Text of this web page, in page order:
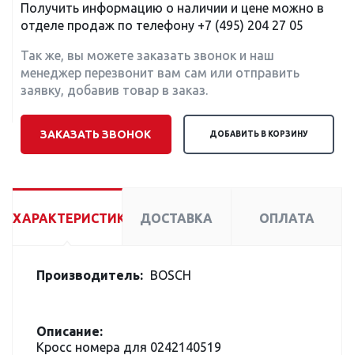
Получить информацию о наличии и цене можно в
отделе продаж по телефону +7 (495) 204 27 05
Так же, вы можете заказать звонок и наш
менеджер перезвонит вам сам или отправить
заявку, добавив товар в заказ.
ЗАКАЗАТЬ ЗВОНОК ДОБАВИТЬ В КОРЗИНУ
ХАРАКТЕРИСТИКИ ДОСТАВКА ОПЛАТА
Производитель: BOSCH
Описание:
Кросс номера для 0242140519